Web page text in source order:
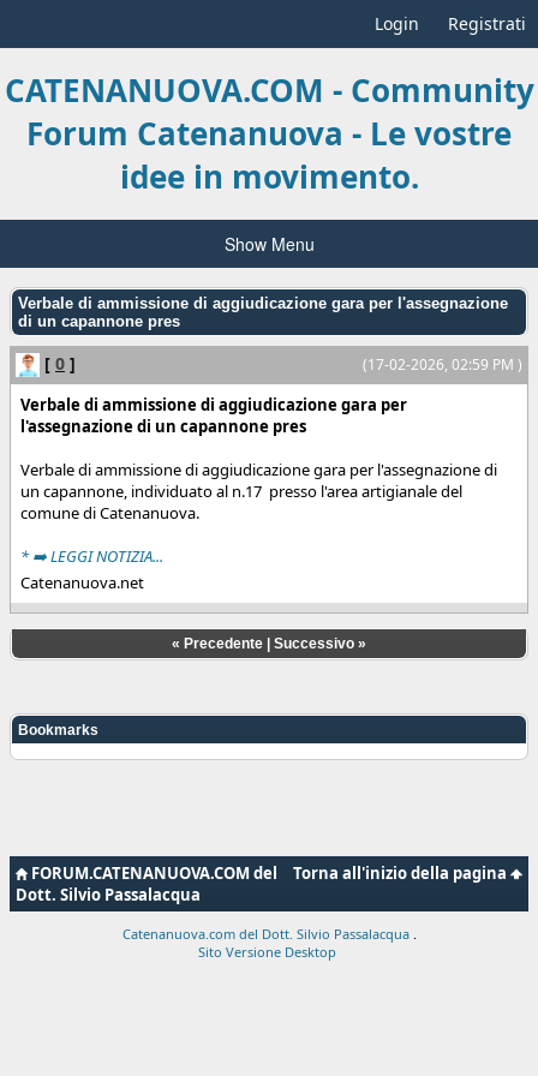
Login Registrati
CATENANUOVA.COM - Community
Forum Catenanuova - Le vostre
idee in movimento.
Show Menu
Verbale di ammissione di aggiudicazione gara per l'assegnazione
di un capannone pres
(17-02-2026, 02:59 PM )
[ 0 ]
Verbale di ammissione di aggiudicazione gara per
l'assegnazione di un capannone pres
Verbale di ammissione di aggiudicazione gara per l'assegnazione di
un capannone, individuato al n.17 presso l'area artigianale del
comune di Catenanuova.
* ➡️ LEGGI NOTIZIA...
Catenanuova.net
« Precedente Successivo »
Bookmarks
Torna all'inizio della pagina
FORUM.CATENANUOVA.COM del
Dott. Silvio Passalacqua
Catenanuova.com del Dott. Silvio Passalacqua
Sito Versione Desktop